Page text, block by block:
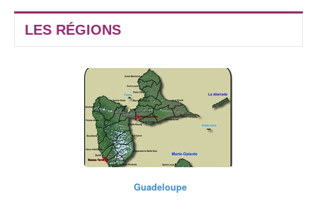
LES RÉGIONS
Guadeloupe